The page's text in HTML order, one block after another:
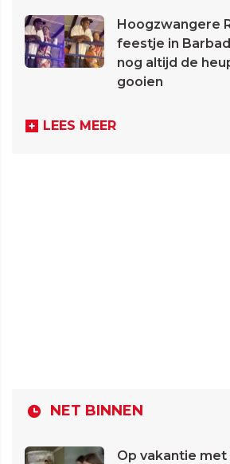
Hoogzwangere
feestje in
nog altijd de
gooien
LEES MEER
NET BINNEN
Op vakantie met